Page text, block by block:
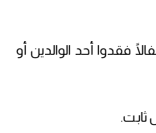
فقدوا أحد الوالدين أو
ثابت.